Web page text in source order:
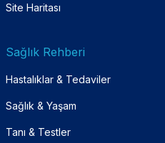
Site Haritası
Sağlık Rehberi
Hastalıklar & Tedaviler
Sağlık & Yaşam
Tanı & Testler